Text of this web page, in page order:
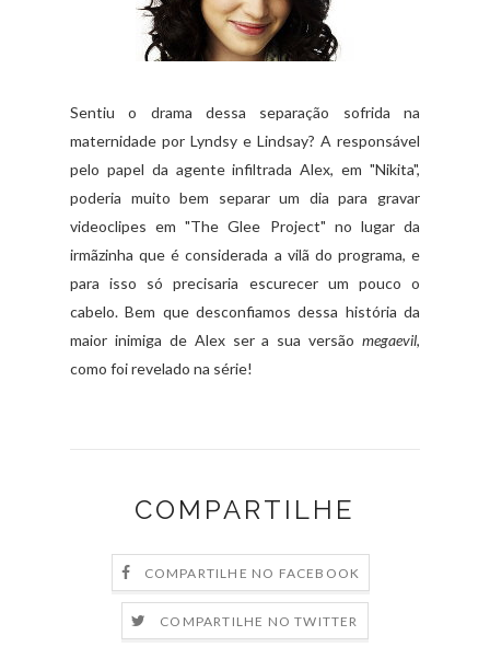
Sentiu o drama dessa separação sofrida na
maternidade por Lyndsy e Lindsay? A responsável
pelo papel da agente infiltrada Alex, em "Nikita",
poderia muito bem separar um dia para gravar
videoclipes em "The Glee Project" no lugar da
irmãzinha que é considerada a vilã do programa, e
para isso só precisaria escurecer um pouco o
cabelo. Bem que desconfiamos dessa história da
maior inimiga de Alex ser a sua versão megaevil,
como foi revelado na série!
COMPARTILHE
COMPARTILHE NO FACEBOOK
COMPARTILHE NO TWITTER